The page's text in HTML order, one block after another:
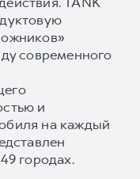
современного
и
на каждый
городах.